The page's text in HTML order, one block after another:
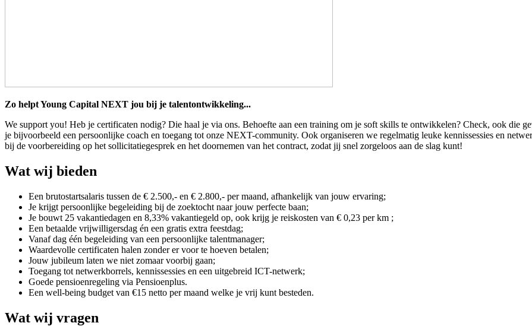
Zo helpt Young Capital NEXT jou bij je talentontwikkeling...
We support you! Heb je certificaten nodig? Die haal je via ons. Behoefte aan een training om je soft skills te ontwikkelen? Check, ook
je bijvoorbeeld een persoonlijke coach en toegang tot onze NEXT-community. Ook organiseren we regelmatig leuke kennissessies en
bij de voorbereiding op het sollicitatiegesprek en het doornemen van het contract, zodat jij snel zorgeloos aan de slag kunt!
Wat wij bieden
Een brutostartsalaris tussen de € 2.500,- en € 2.800,- per maand, afhankelijk van jouw ervaring;
Je krijgt persoonlijke begeleiding bij de zoektocht naar jouw perfecte baan;
Je bouwt 25 vakantiedagen en 8,33% vakantiegeld op, ook krijg je reiskosten van € 0,23 per km ;
Een betaalde vrijwilligersdag én een gratis extra feestdag;
Vanaf dag één begeleiding van een persoonlijke talentmanager;
Waardevolle certificaten halen zonder er voor te hoeven betalen;
Jouw jubileum laten we niet zomaar voorbij gaan;
Toegang tot netwerkborrels, kennissessies en een uitgebreid ICT-netwerk;
Goede pensioenregeling via Pensioenplus.
Een well-being budget van €15 netto per maand welke je vrij kunt besteden.
Wat wij vragen